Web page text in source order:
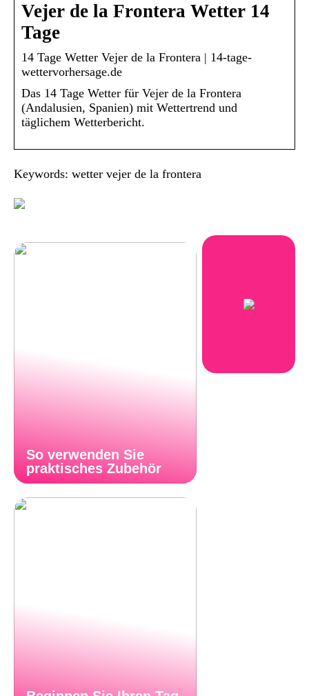
Vejer de la Frontera Wetter 14
Tage
14 Tage Wetter Vejer de la Frontera | 14-tage-
wettervorhersage.de
Das 14 Tage Wetter für Vejer de la Frontera
(Andalusien, Spanien) mit Wettertrend und
täglichem Wetterbericht.
Keywords: wetter vejer de la frontera
So verwenden Sie
praktisches Zubehör